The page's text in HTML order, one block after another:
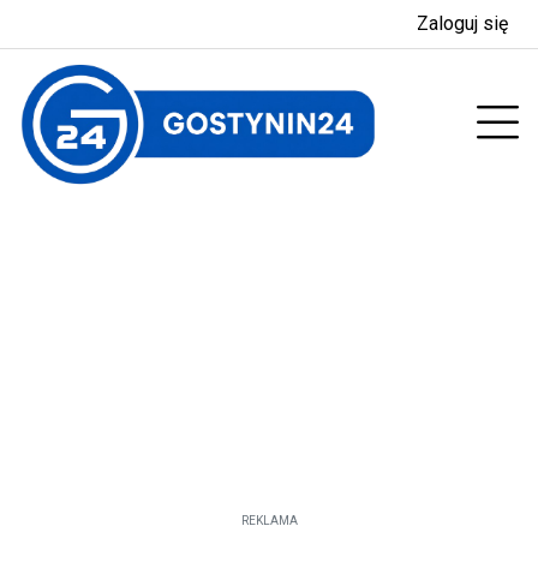
Zaloguj się
REKLAMA